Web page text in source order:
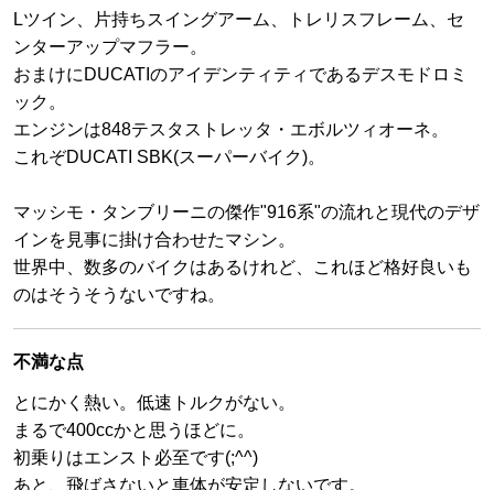
Lツイン、片持ちスイングアーム、トレリスフレーム、セ
ンターアップマフラー。
おまけにDUCATIのアイデンティティであるデスモドロミ
ック。
エンジンは848テスタストレッタ・エボルツィオーネ。
これぞDUCATI SBK(スーパーバイク)。
マッシモ・タンブリーニの傑作"916系"の流れと現代のデザ
インを見事に掛け合わせたマシン。
世界中、数多のバイクはあるけれど、これほど格好良いも
のはそうそうないですね。
不満な点
とにかく熱い。低速トルクがない。
まるで400ccかと思うほどに。
初乗りはエンスト必至です(;^^)
あと、飛ばさないと車体が安定しないです。